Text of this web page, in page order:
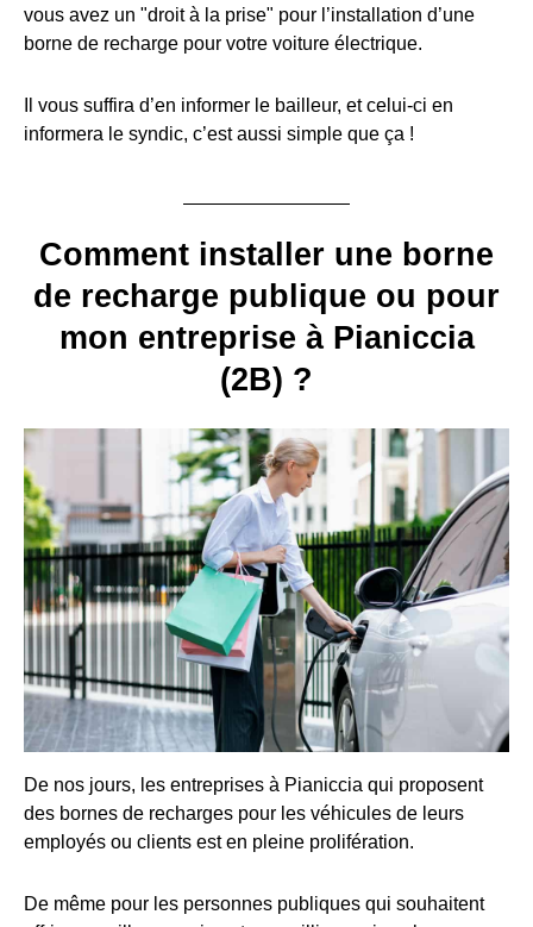
vous avez un "droit à la prise" pour l’installation d’une
borne de recharge pour votre voiture électrique.
Il vous suffira d’en informer le bailleur, et celui-ci en
informera le syndic, c’est aussi simple que ça !
Comment installer une borne
de recharge publique ou pour
mon entreprise à Pianiccia
(2B) ?
De nos jours, les entreprises à Pianiccia qui proposent
des bornes de recharges pour les véhicules de leurs
employés ou clients est en pleine prolifération.
De même pour les personnes publiques qui souhaitent